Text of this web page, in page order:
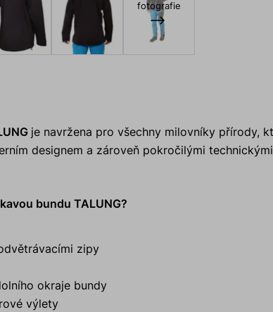
fotografie
je navržena pro všechny milovníky přírody,
designem a zároveň pokročilými
bundu TALUNG?
zipy
okraje bundy
výlety